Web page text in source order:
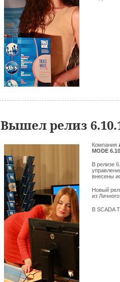
Вышел релиз
Компания
MODE
В релизе
внесены
Новый
из
В SCADA